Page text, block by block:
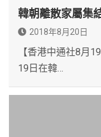
韓朝離散家屬集
2018年8月20日
【香港中通社8月
19日在韓…